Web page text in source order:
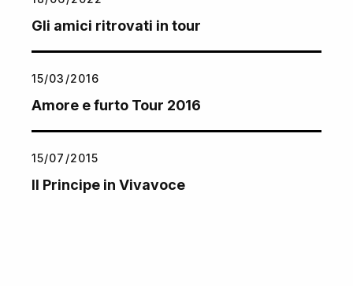
Gli amici ritrovati in tour
15/03/2016
Amore e furto Tour 2016
15/07/2015
Il Principe in Vivavoce